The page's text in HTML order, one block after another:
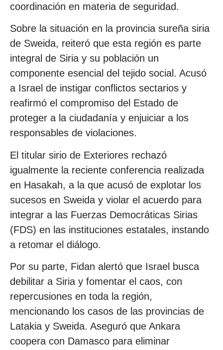
coordinación en materia de seguridad.
Sobre la situación en la provincia sureña siria
de Sweida, reiteró que esta región es parte
integral de Siria y su población un
componente esencial del tejido social. Acusó
a Israel de instigar conflictos sectarios y
reafirmó el compromiso del Estado de
proteger a la ciudadanía y enjuiciar a los
responsables de violaciones.
El titular sirio de Exteriores rechazó
igualmente la reciente conferencia realizada
en Hasakah, a la que acusó de explotar los
sucesos en Sweida y violar el acuerdo para
integrar a las Fuerzas Democráticas Sirias
(FDS) en las instituciones estatales, instando
a retomar el diálogo.
Por su parte, Fidan alertó que Israel busca
debilitar a Siria y fomentar el caos, con
repercusiones en toda la región,
mencionando los casos de las provincias de
Latakia y Sweida. Aseguró que Ankara
coopera con Damasco para eliminar